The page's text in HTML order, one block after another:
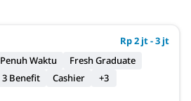
Rp 2 jt - 3 jt
Penuh Waktu
Fresh Graduate
3 Benefit Cashier +3